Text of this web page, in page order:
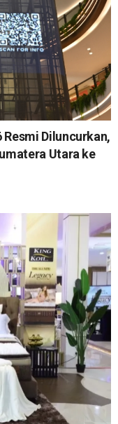
Resmi Diluncurkan,
Utara ke